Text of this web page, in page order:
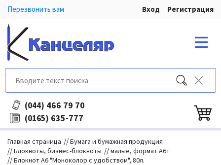
Перезвонить вам Вход Регистрация
(044) 466 79 70
(0165) 635-777
Главная страница //Бумага и бумажная продукция
//Блокноты, бизнес-блокноты //малые, формат А6+
//Блокнот А6 "Моноколор с удобством", 80л.